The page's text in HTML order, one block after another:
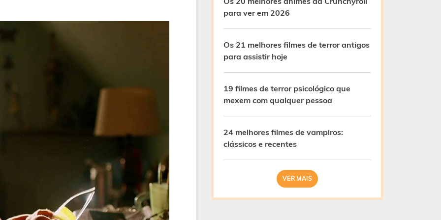
para ver em 2026
Os 21 melhores filmes de terror antigos
para assistir hoje
19 filmes de terror psicológico que
mexem com qualquer pessoa
24 melhores filmes de vampiros:
clássicos e recentes
VER MAIS